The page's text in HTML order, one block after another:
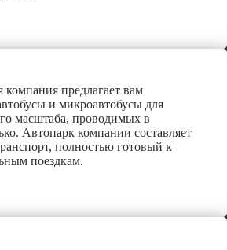
предлагает вам
и микроавтобусы для
масштаба, проводимых в
Автопарк компании составляет
полностью готовый к
поездкам.